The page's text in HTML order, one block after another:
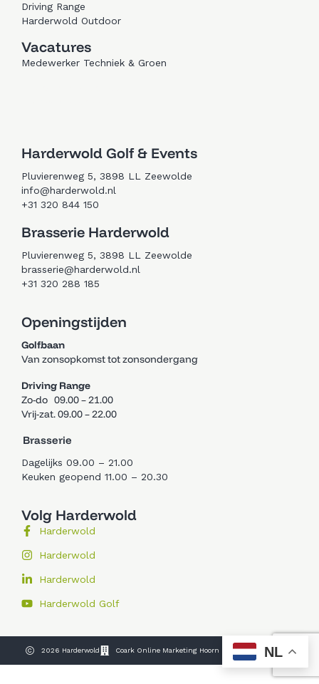
Driving Range
Harderwold Outdoor
Vacatures
Medewerker Techniek & Groen
Harderwold Golf & Events
Pluvierenweg 5, 3898 LL Zeewolde
info@harderwold.nl
+31 320 844 150
Brasserie Harderwold
Pluvierenweg 5, 3898 LL Zeewolde
brasserie@harderwold.nl
+31 320 288 185
Openingstijden
Golfbaan
Van zonsopkomst tot zonsondergang
Driving Range
Zo-do 09.00 – 21.00
Vrij-zat. 09.00 – 22.00
Brasserie
Dagelijks 09.00 – 21.00
Keuken geopend 11.00 – 20.30
Volg Harderwold
Harderwold
Harderwold
Harderwold
Harderwold Golf
2026 Harderwold Coark Online Marketing Hoorn NL